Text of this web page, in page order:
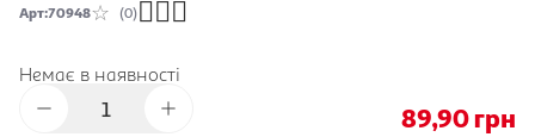
Арт:70948 (0)
Немає в наявності
89,90грн